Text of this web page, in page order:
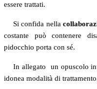
essere trattati.
Si confida nella
costante può contenere
pidocchio porta con sé.
In allegato un opuscolo
idonea modalità di